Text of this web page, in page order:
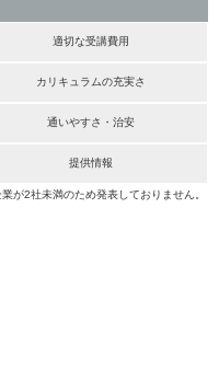
適切な受講費用
カリキュラムの充実さ
通いやすさ・治安
提供情報
が2社未満のため発表しておりません。